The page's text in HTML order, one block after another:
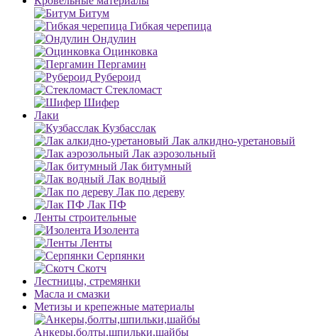
Битум
Гибкая черепица
Ондулин
Оцинковка
Пергамин
Рубероид
Стекломаст
Шифер
Лаки
Кузбасслак
Лак алкидно-уретановый
Лак аэрозольный
Лак битумный
Лак водный
Лак по дереву
Лак ПФ
Ленты строительные
Изолента
Ленты
Серпянки
Скотч
Лестницы, стремянки
Масла и смазки
Метизы и крепежные материалы
Анкеры,болты,шпильки,шайбы